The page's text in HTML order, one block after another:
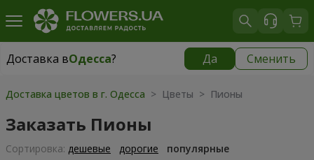
Доставка вОдесса? Да Сменить
Доставка вОдесса
Доставка цветов в г. Одесса > Цветы > Пионы
Заказать Пионы
Cортировка: дешевые дорогие популярные